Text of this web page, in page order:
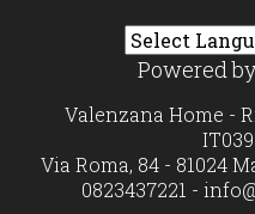
Powered
Valenzana Home -
Via Roma, 84 - 81024
0823437221 -